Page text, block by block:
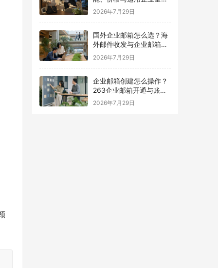
解析
2026年7月29日
国外企业邮箱怎么选？海
外邮件收发与企业邮箱选
择指南
2026年7月29日
企业邮箱创建怎么操作？
263企业邮箱开通与账号
设置指南
2026年7月29日